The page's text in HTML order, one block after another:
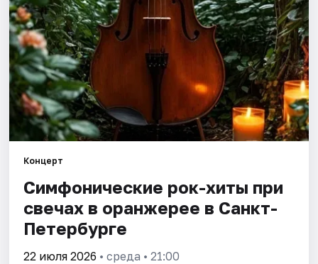
Рейтинги
Концерт
Симфонические рок-хиты при
свечах в оранжерее в Санкт-
Петербурге
22 июля 2026 • среда • 21:00